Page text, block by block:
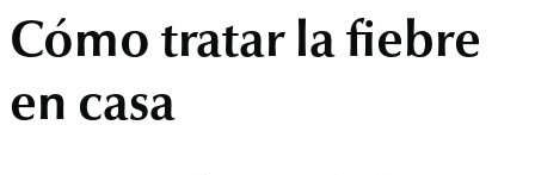
Cómo tratar la fiebre
en casa